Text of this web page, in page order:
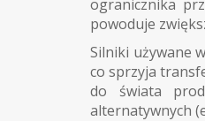
ogranicznika
powoduje
Silniki używane
co sprzyja
do świata
alternatywnych